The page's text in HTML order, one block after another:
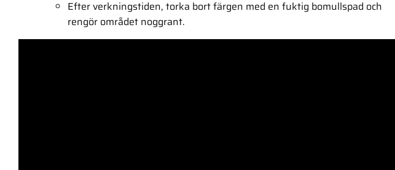
Efter verkningstiden, torka bort färgen med en fuktig bomullspad och
rengör området noggrant.